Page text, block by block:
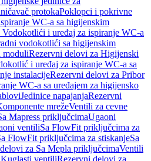
protokaPoklopci i pokrivne
WC-a sa higijenskim
i uređaj za ispiranje WC-a
vodokotlići sa higijenskim
moduliRezervni delovi za Higijenski
i uređaj za ispiranje WC-a sa
instalacijeRezervni delovi za Pribor
WC-a sa uređajem za higijensko
Jedinice napajanjaRezervni
mrežeVentili za cevne
Mapress priključcimaUgaoni
ventiliSa FlowFit priključcima za
FlowFit priključcima za stiskanjeSa
za Sa Mepla priključcimaVentili
Kuglasti ventiliRezervni delovi za